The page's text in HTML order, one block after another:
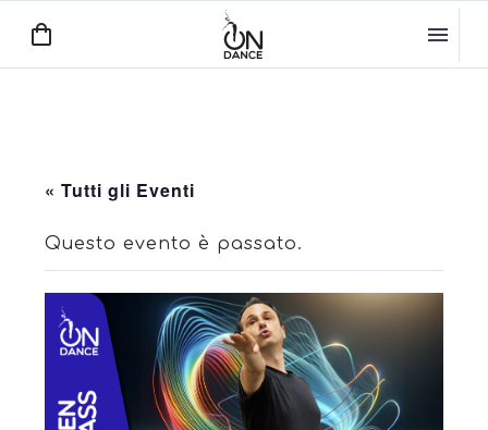
« Tutti gli Eventi
Questo evento è passato.